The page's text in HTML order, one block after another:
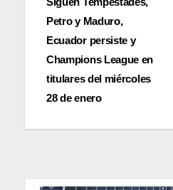
entradas
Petro y Maduro,
Ecuador persiste y
Champions League en
titulares del miércoles
28 de enero